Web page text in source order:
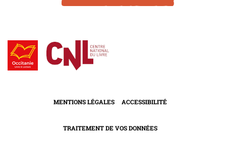
MENTIONS LÉGALES ACCESSIBILITÉ
TRAITEMENT DE VOS DONNÉES